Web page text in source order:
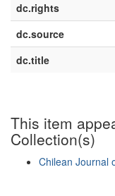
dc.rights
dc.source
dc.title
This item
Collection(s)
Chilean Journal